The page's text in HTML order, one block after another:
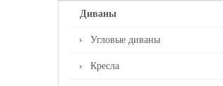
Диваны
Угловые диваны
Кресла